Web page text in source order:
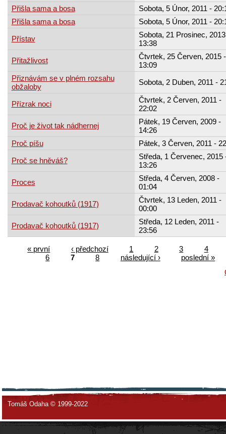
Přišla sama a bosa
Sobota, 5 Únor, 2011 -
Přišla sama a bosa
Sobota, 5 Únor, 2011 -
Přístav
Sobota, 21 Prosinec,
13:38
Přitažlivost
Čtvrtek, 25 Červen, 2015 -
13:09
Přiznávám se v plném rozsahu
obžaloby
Sobota, 2 Duben, 2011 -
Přízrak noci
Čtvrtek, 2 Červen, 2011 -
22:02
Proč je život tak nádhernej
Pátek, 19 Červen, 2009 -
14:26
Proč píšu
Pátek, 3 Červen, 2011 -
Proč se hněváš?
Středa, 1 Červenec, 2015
13:26
Proces
Středa, 4 Červen, 2008 -
01:04
Prodavač kohoutků (1917)
Čtvrtek, 13 Leden, 2011 -
00:00
Prodavač kohoutků (1917)
Středa, 12 Leden, 2011 -
23:56
« první ‹ předchozí 1 2 3
4
6
7 8 následující ›
poslední »
Tomáš Odaha © 1999-2022